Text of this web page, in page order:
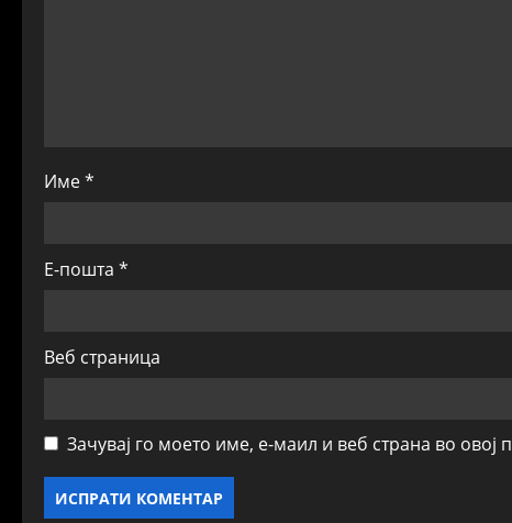
n
Име*
Е-пошта *
Веб страница
Зачувај го моето име, е-маил и веб страна во